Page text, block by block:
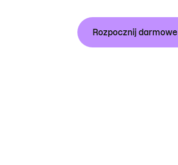
Rozpocznij